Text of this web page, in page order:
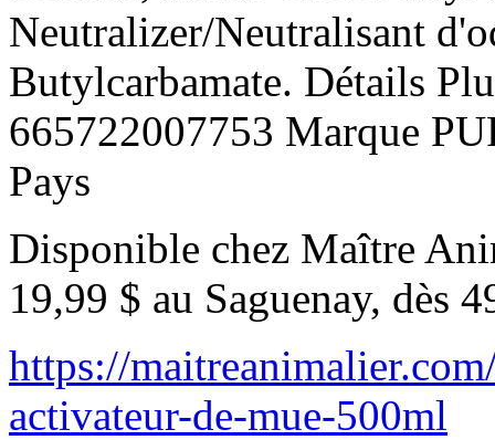
Neutralizer/Neutralisant
Butylcarbamate. Détails
665722007753 Marque
Pays
Disponible chez Maître
19,99 $ au Saguenay, dès
https://
activateur-de-mue-500ml